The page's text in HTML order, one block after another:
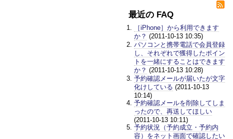
最近の FAQ
［iPhone］から利用できます
か？ (2011-10-13 10:35)
パソコンと携帯電話で会員登録
し、それぞれで獲得したポイン
トを一緒にすることはできます
か？ (2011-10-13 10:28)
予約確認メールが届いたが文字
化けしている (2011-10-13
10:14)
予約確認メールを削除してしま
ったので、再送してほしい
(2011-10-13 10:11)
予約状況（予約成立・予約内
容）をネット画面で確認したい